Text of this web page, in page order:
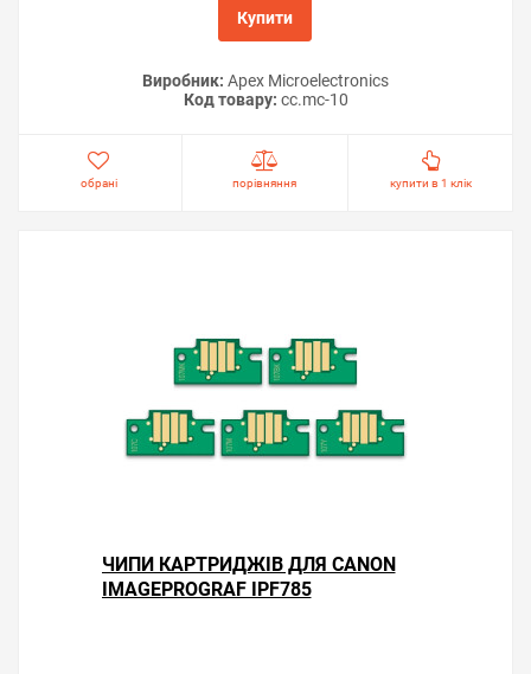
Купити
Виробник: Apex Microelectronics
Код товару: cc.mc-10
обрані порівняння купити в 1 клік
ЧИПИ КАРТРИДЖІВ ДЛЯ CANON
IMAGEPROGRAF IPF785